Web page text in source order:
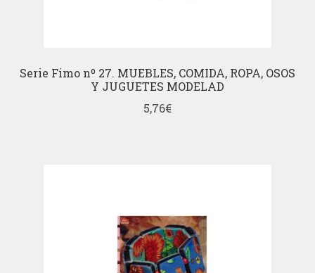
Serie Fimo nº 27. MUEBLES, COMIDA, ROPA, OSOS
Y JUGUETES MODELAD
5,76€